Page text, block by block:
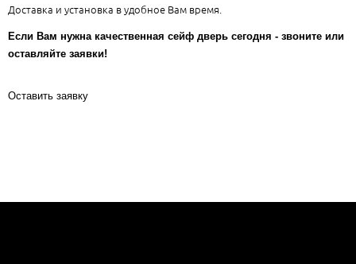
Доставка и установка в удобное Вам время.
Если Вам нужна качественная сейф дверь сегодня - звоните или
оставляйте заявки!
Оставить заявку